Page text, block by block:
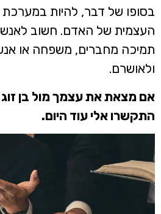
בסופו של דבר, להיות במערכת
העצמית של האדם. חשוב
תמיכה מחברים, משפחה או
ולאושרם.
אם מצאת את עצמך מול בן זוג
התקשרו אלי עוד היום.